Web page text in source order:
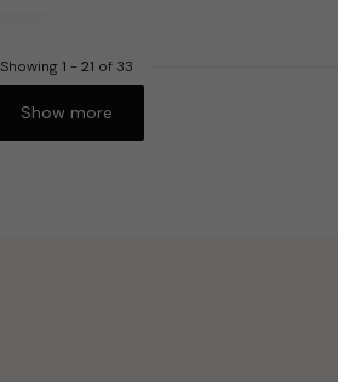
Showing 1 - 21 of 33
Show more